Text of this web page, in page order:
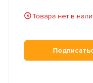
Товара нет в